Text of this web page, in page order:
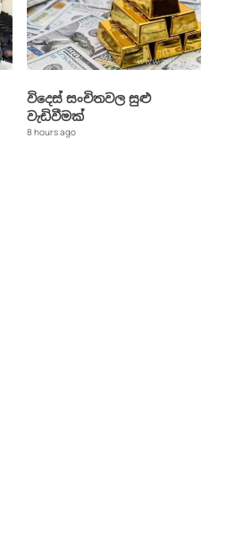
විදෙස් සංචිතවල සුළු
වැඩිවීමක්
8 hours ago